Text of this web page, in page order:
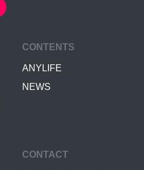
CONTENTS
ANYLIFE
NEWS
CONTACT